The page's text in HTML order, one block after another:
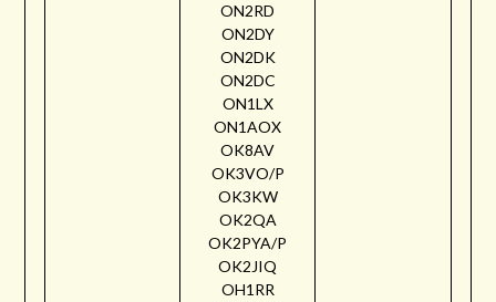
ON2RD
ON2DY
ON2DK
ON2DC
ON1LX
ON1AOX
OK8AV
OK3VO/P
OK3KW
OK2QA
OK2PYA/P
OK2JIQ
OH1RR